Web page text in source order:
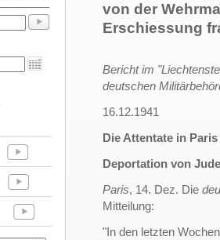
von der
Erschiessung
Bericht im
deutschen
16.12.1941
Die Attentate in Paris
Deportation von
Paris, 14. Dez. Die
Mitteilung:
"In den letzten